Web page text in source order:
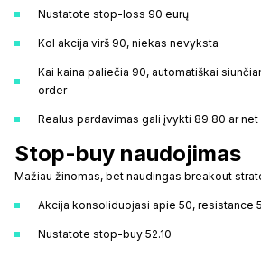
Nustatote stop-loss 90 eurų
Kol akcija virš 90, niekas nevyksta
Kai kaina paliečia 90, automatiškai
order
Realus pardavimas gali įvykti 89.80 ar
Stop-buy naudojimas
Mažiau žinomas, bet naudingas breakout
Akcija konsoliduojasi apie 50, resistance
Nustatote stop-buy 52.10